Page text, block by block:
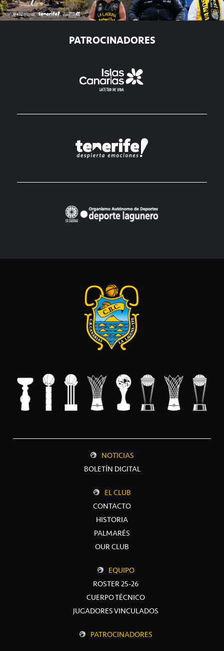
PATROCINADORES
NOTICIAS
BOLETÍN DIGITAL
EL CLUB
CONTACTO
HISTORIA
PALMARÉS
OUR CLUB
EQUIPO
ROSTER 25-26
CUERPO TÉCNICO
JUGADORES VINCULADOS
PATROCINADORES